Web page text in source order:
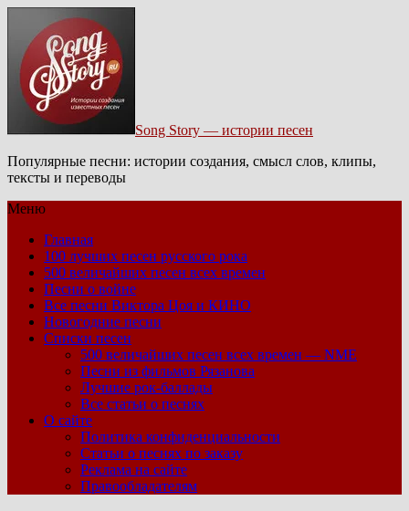
Song Story — истории песен
Популярные песни: истории создания, смысл слов, клипы,
тексты и переводы
Меню
Главная
100 лучших песен русского рока
500 величайших песен всех времен
Песни о войне
Все песни Виктора Цоя и КИНО
Новогодние песни
Списки песен
500 величайших песен всех времен — NME
Песни из фильмов Рязанова
Лучшие рок-баллады
Все статьи о песнях
О сайте
Политика конфиденциальности
Статьи о песнях по заказу
Реклама на сайте
Правообладателям